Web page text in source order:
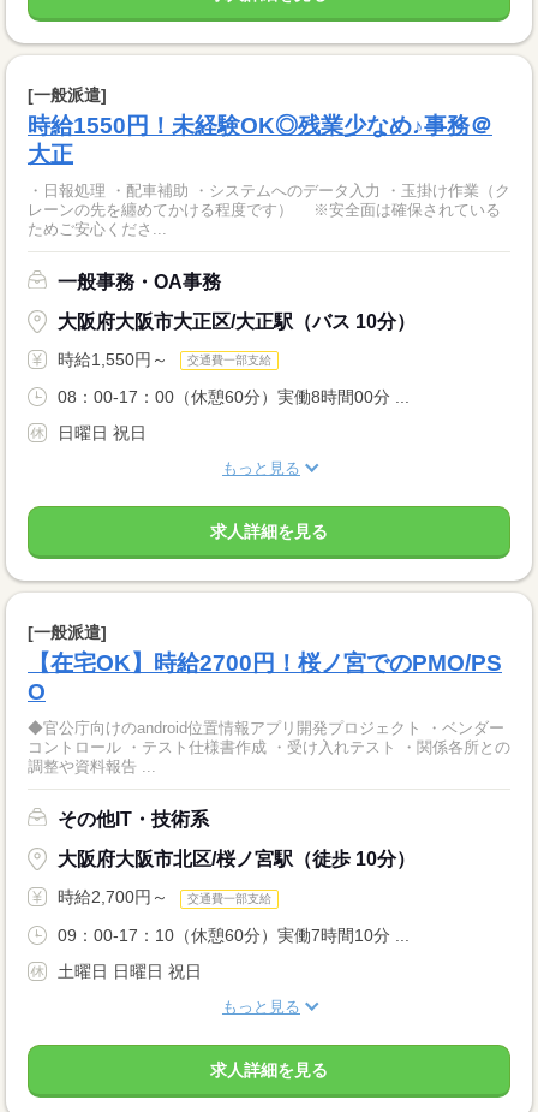
[一般派遣]
時給1550円！未経験OK◎残業少なめ♪事務＠
大正
・日報処理 ・配車補助 ・システムへのデータ入力 ・玉掛け作業（ク
レーンの先を纏めてかける程度です） ※安全面は確保されている
ためご安心くださ...
一般事務・OA事務
大阪府大阪市大正区/大正駅（バス 10分）
時給1,550円～ 交通費一部支給
08：00-17：00（休憩60分）実働8時間00分 ...
日曜日 祝日
もっと見る
求人詳細を見る
[一般派遣]
【在宅OK】時給2700円！桜ノ宮でのPMO/PS
O
◆官公庁向けのandroid位置情報アプリ開発プロジェクト ・ベンダー
コントロール ・テスト仕様書作成 ・受け入れテスト ・関係各所との
調整や資料報告 ...
その他IT・技術系
大阪府大阪市北区/桜ノ宮駅（徒歩 10分）
時給2,700円～ 交通費一部支給
09：00-17：10（休憩60分）実働7時間10分 ...
土曜日 日曜日 祝日
もっと見る
求人詳細を見る